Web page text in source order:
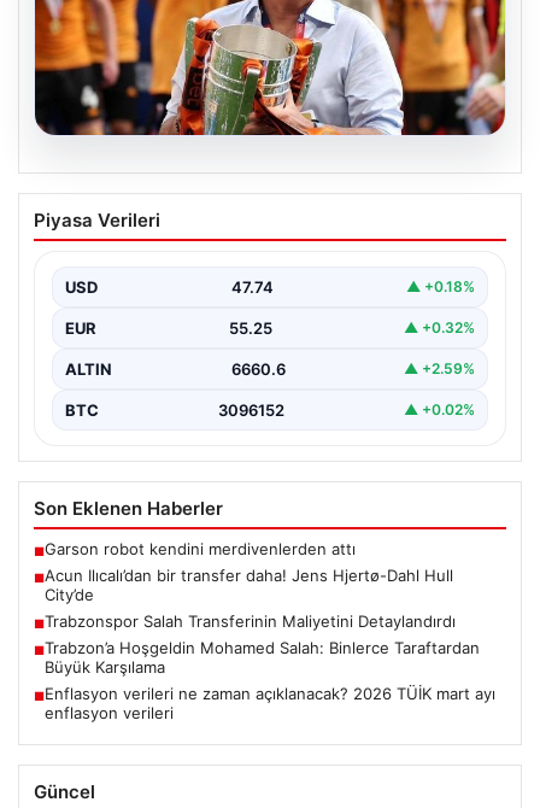
Acun Ilıcalı’dan bir transfer daha! Jens
Hjertø-Dahl Hull City’de
Piyasa Verileri
USD 47.74 ▲ +0.18%
EUR 55.25 ▲ +0.32%
ALTIN 6660.6 ▲ +2.59%
BTC 3096152 ▲ +0.02%
Son Eklenen Haberler
■Garson robot kendini merdivenlerden attı
■Acun Ilıcalı’dan bir transfer daha! Jens Hjertø-Dahl Hull
City’de
■Trabzonspor Salah Transferinin Maliyetini Detaylandırdı
■Trabzon’a Hoşgeldin Mohamed Salah: Binlerce Taraftardan
Büyük Karşılama
■Enflasyon verileri ne zaman açıklanacak? 2026 TÜİK mart ayı
enflasyon verileri
Güncel